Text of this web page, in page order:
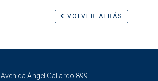
VOLVER ATRÁS
Avenida Ángel Gallardo 899